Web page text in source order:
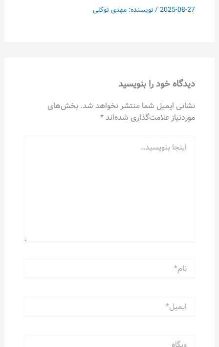
2025-08-27/ نویسنده: مهدی توکلی
دیدگاه‌ خود را بنویسید
نشانی ایمیل شما منتشر نخواهد شد. بخش‌های
موردنیاز علامت‌گذاری شده‌اند *
بنویسید…
ایمیل*